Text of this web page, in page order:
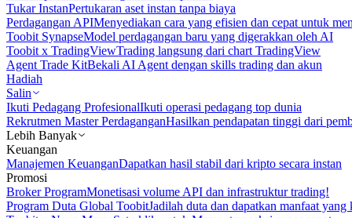
Tukar InstanPertukaran aset instan tanpa biaya
Perdagangan APIMenyediakan cara yang efisien dan cepat untuk
Toobit SynapseModel perdagangan baru yang digerakkan oleh AI
Toobit x TradingViewTrading langsung dari chart TradingView
Agent Trade KitBekali AI Agent dengan skills trading dan akun
Hadiah
Salin
Ikuti Pedagang ProfesionalIkuti operasi pedagang top dunia
Rekrutmen Master PerdaganganHasilkan pendapatan tinggi dari
Lebih Banyak
Keuangan
Manajemen KeuanganDapatkan hasil stabil dari kripto secara instan
Promosi
Broker ProgramMonetisasi volume API dan infrastruktur trading!
Program Duta Global ToobitJadilah duta dan dapatkan manfaat